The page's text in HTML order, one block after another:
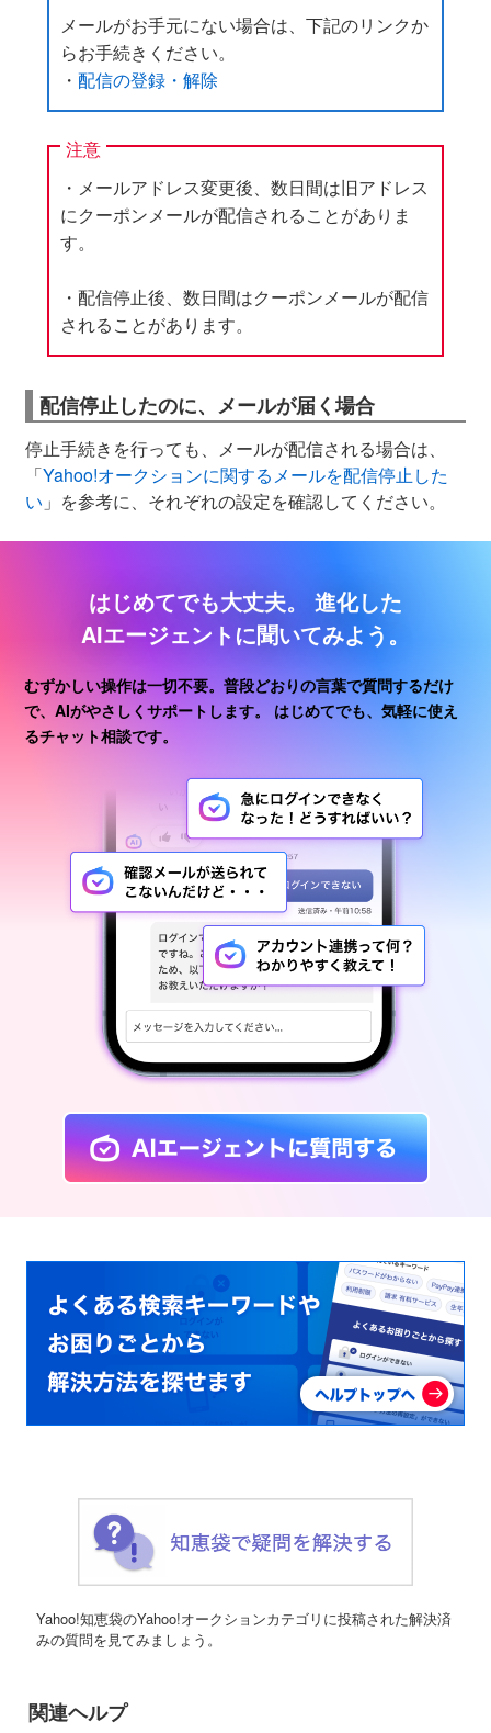
メールがお手元にない場合は、下記のリンクか
らお手続きください。
・配信の登録・解除
注意
・メールアドレス変更後、数日間は旧アドレス
にクーポンメールが配信されることがありま
す。
・配信停止後、数日間はクーポンメールが配信
されることがあります。
配信停止したのに、メールが届く場合
停止手続きを行っても、メールが配信される場合は、
「Yahoo!オークションに関するメールを配信停止した
い 」を参考に、それぞれの設定を確認してください。
はじめてでも大丈夫。
進化した
AIエージェントに聞いてみよう。
むずかしい操作は一切不要。普段どおりの言葉で質問するだけ
で、AIがやさしくサポートします。
はじめてでも、気軽に使え
るチャット相談です。
Yahoo!知恵袋のYahoo!オークションカテゴリに投稿された解決済
みの質問を見てみましょう。
関連ヘルプ